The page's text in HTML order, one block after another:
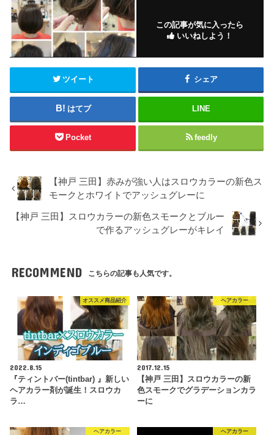
この記事が気に入ったら
いいねしよう！
ツイート シェア
はてブ LINE
Pocket feedly
【神戸 三田】赤みが強い人はスロウカラーの新色ス
モークとホワイトでアッシュグレーに
【神戸 三田】スロウカラーの新色スモークとブルー
で作るアッシュグレーがキレイ
RECOMMEND こちらの記事も人気です。
オススメ商品紹介
2022.8.15
『ティントバー(tintbar) 』新しい
ヘアカラー剤が誕生！スロウカ
ラ…
ヘアカラー
2017.12.15
【神戸 三田】スロウカラーの新
色スモークでグラデーションカラ
ーに
ヘアカラー ヘアカラー